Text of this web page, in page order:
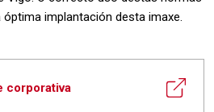
óptima implantación desta imaxe.
corporativa